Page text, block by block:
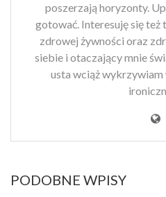
poszerzają horyzonty.
gotować. Interesuję się
zdrowej żywności oraz
siebie i otaczający mnie
usta wciąż wykrzywiam
PODOBNE WPISY